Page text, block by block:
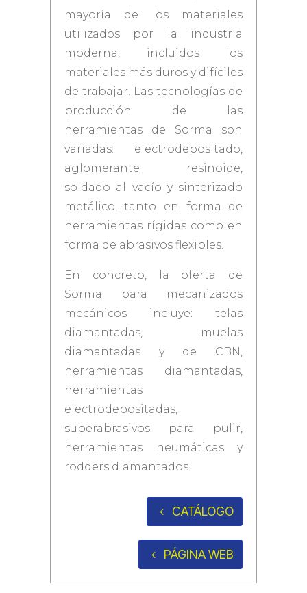
mayoría de los materiales
utilizados por la industria
moderna, incluidos los
materiales más duros y difíciles
de trabajar. Las tecnologías de
producción de las
herramientas de Sorma son
variadas: electrodepositado,
aglomerante resinoide,
soldado al vacío y sinterizado
metálico, tanto en forma de
herramientas rígidas como en
forma de abrasivos flexibles.
En concreto, la oferta de
Sorma para mecanizados
mecánicos incluye: telas
diamantadas, muelas
diamantadas y de CBN,
herramientas diamantadas,
herramientas
electrodepositadas,
superabrasivos para pulir,
herramientas neumáticas y
rodders diamantados.
CATÁLOGO
PÁGINA WEB